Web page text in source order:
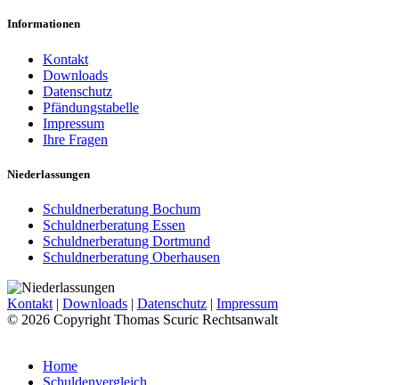
Informationen
Kontakt
Downloads
Datenschutz
Pfändungstabelle
Impressum
Ihre Fragen
Niederlassungen
Schuldnerberatung Bochum
Schuldnerberatung Essen
Schuldnerberatung Dortmund
Schuldnerberatung Oberhausen
Kontakt | Downloads | Datenschutz | Impressum
© 2026 Copyright Thomas Scuric Rechtsanwalt
Home
Schuldenvergleich